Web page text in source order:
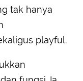
tak hanya
playful.